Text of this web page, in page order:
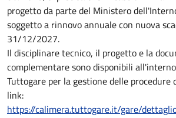
progetto da parte del Ministero
soggetto a rinnovo annuale con nuova
31/12/2027.
Il disciplinare tecnico, il progetto e la
complementare sono disponibili
Tuttogare per la gestione delle procedure
link:
https://calimera.tuttogare.it/gare/